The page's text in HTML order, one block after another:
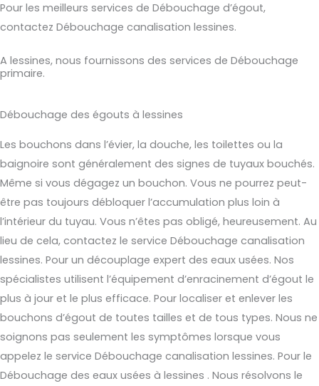
Pour les meilleurs services de Débouchage d’égout,
contactez Débouchage canalisation lessines.
A lessines, nous fournissons des services de Débouchage
primaire.
Débouchage des égouts à lessines
Les bouchons dans l’évier, la douche, les toilettes ou la
baignoire sont généralement des signes de tuyaux bouchés.
Même si vous dégagez un bouchon. Vous ne pourrez peut-
être pas toujours débloquer l’accumulation plus loin à
l’intérieur du tuyau. Vous n’êtes pas obligé, heureusement. Au
lieu de cela, contactez le service Débouchage canalisation
lessines. Pour un découplage expert des eaux usées. Nos
spécialistes utilisent l’équipement d’enracinement d’égout le
plus à jour et le plus efficace. Pour localiser et enlever les
bouchons d’égout de toutes tailles et de tous types. Nous ne
soignons pas seulement les symptômes lorsque vous
appelez le service Débouchage canalisation lessines. Pour le
Débouchage des eaux usées à lessines . Nous résolvons le